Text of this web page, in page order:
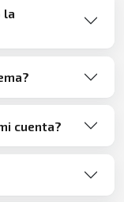
la
cuenta?